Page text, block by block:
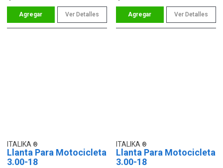
Ver Detalles Ver Detalles
ITALIKA
Llanta Para Motocicleta
3.00-18
ITALIKA
Llanta Para Motocicleta
3.00-18